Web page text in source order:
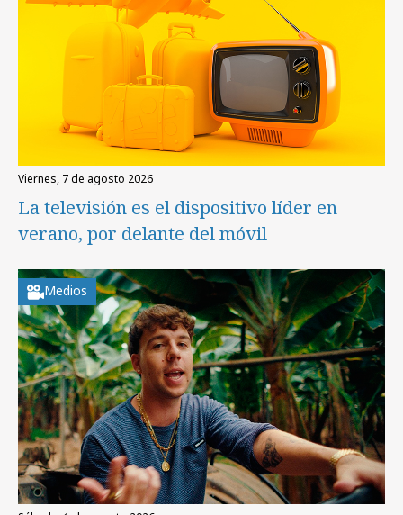
viernes, 7 de agosto 2026
La televisión es el dispositivo líder en
verano, por delante del móvil
Medios